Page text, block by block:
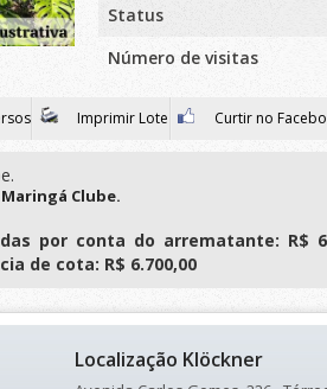
Status
Número de visitas
Imprimir Lote Curtir no
Clube.
por conta do arrematante: R$
de cota: R$ 6.700,00
Localização Klöckner